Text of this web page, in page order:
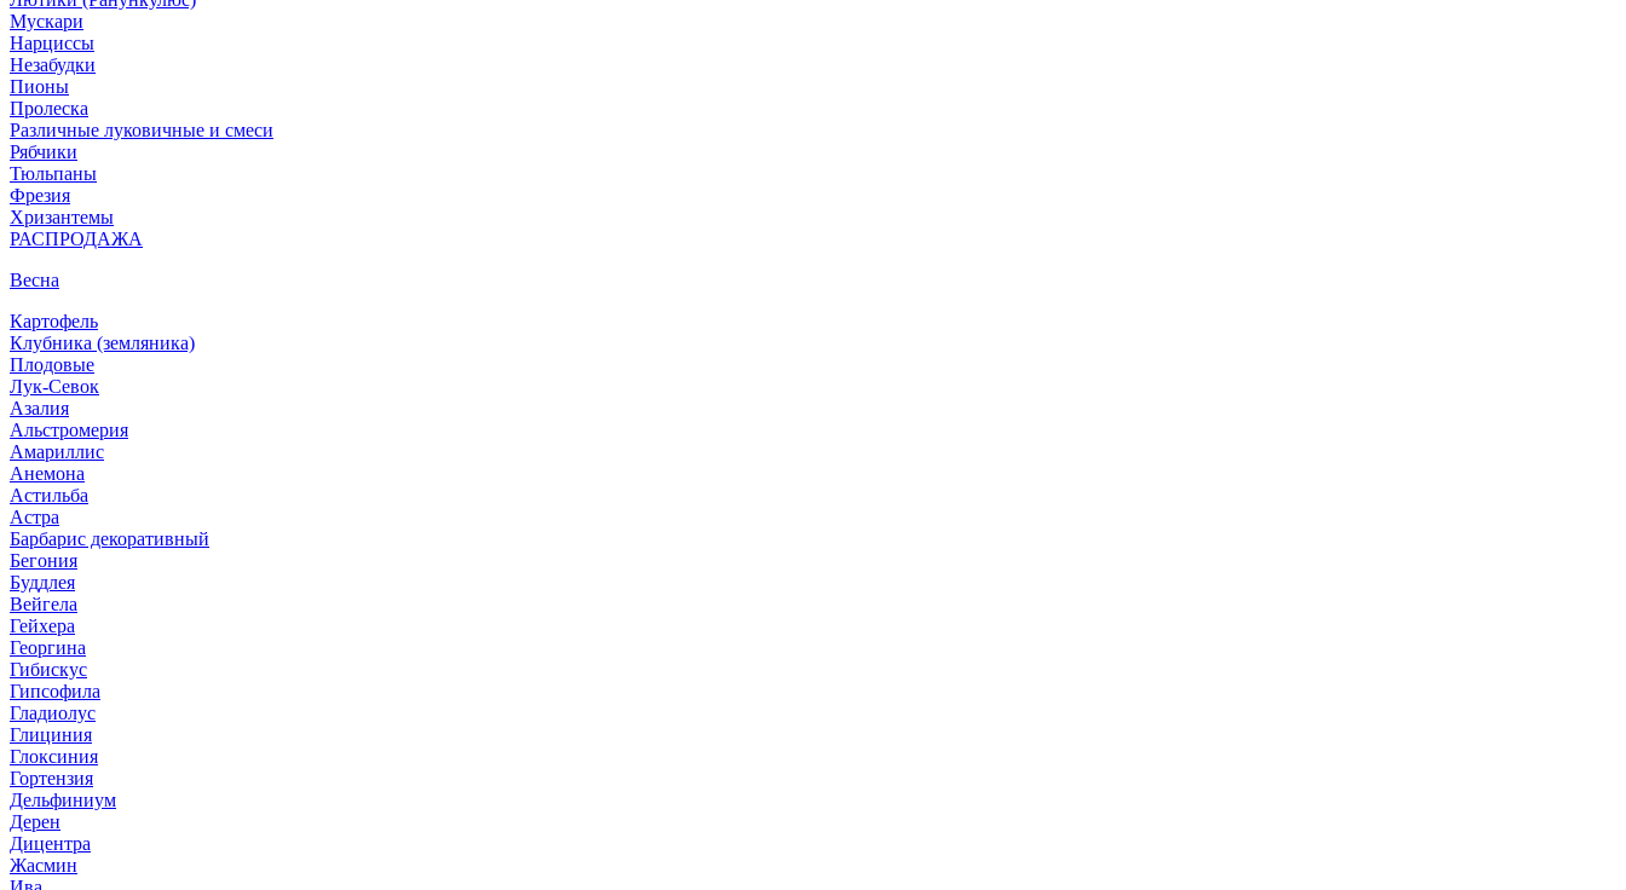
Мускари
Нарцисcы
Незабудки
Пионы
Пролеска
Различные луковичные и смеси
Рябчики
Тюльпаны
Фрезия
Хризантемы
РАСПРОДАЖА
Весна
Картофель
Клубника (земляника)
Плодовые
Лук-Севок
Азалия
Альстромерия
Амариллис
Анемона
Астильба
Астра
Барбарис декоративный
Бегония
Буддлея
Вейгела
Гейхера
Георгина
Гибискус
Гипсофила
Гладиолус
Глициния
Глоксиния
Гортензия
Дельфиниум
Дерен
Дицентра
Жасмин